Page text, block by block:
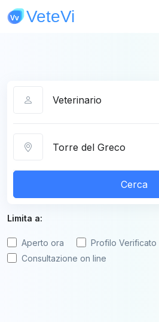
Cerca
Limita a:
Aperto ora
Profilo Verificato
Consultazione on line